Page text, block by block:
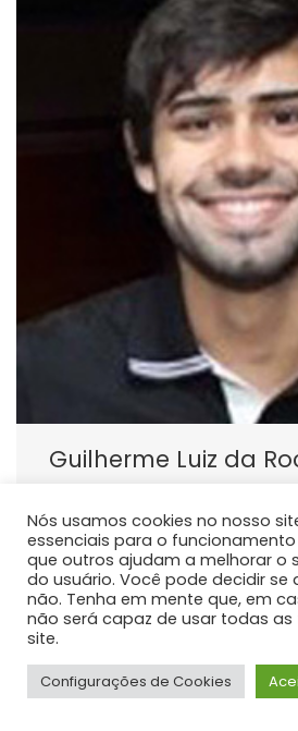
Guilherme Luiz da
Atualmente atua como docente
graduação em Medicina da
Centro Oeste - Unicentro,
disciplinas de Anatomia Humana.
Nós usamos cookies no nosso
essenciais para o
que outros ajudam a melhorar o
do usuário. Você pode decidir se
não. Tenha em mente que, em
não será capaz de usar todas
site.
Configurações de Cookies